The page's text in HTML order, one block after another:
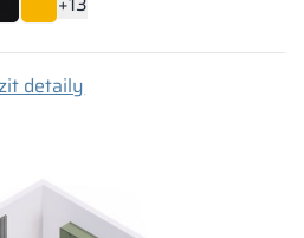
detaily